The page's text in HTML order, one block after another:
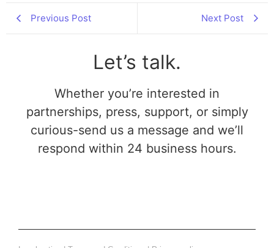
Previous Post Next Post
Let’s talk.
Whether you’re interested in
partnerships, press, support, or simply
curious-send us a message and we’ll
respond within 24 business hours.